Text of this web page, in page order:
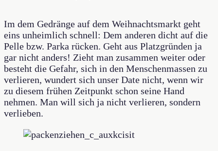
Im dem Gedränge auf dem Weihnachtsmarkt geht
eins unheimlich schnell: Dem anderen dicht auf die
Pelle bzw. Parka rücken. Geht aus Platzgründen ja
gar nicht anders! Zieht man zusammen weiter oder
besteht die Gefahr, sich in den Menschenmassen zu
verlieren, wundert sich unser Date nicht, wenn wir
zu diesem frühen Zeitpunkt schon seine Hand
nehmen. Man will sich ja nicht verlieren, sondern
verlieben.